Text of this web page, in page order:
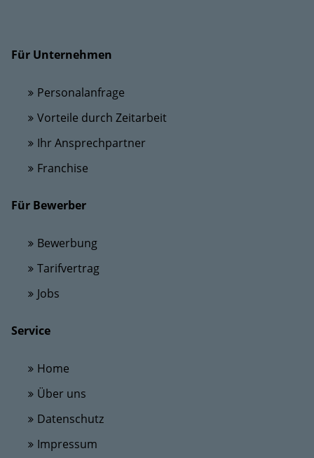
Für Unternehmen
Personalanfrage
Vorteile durch Zeitarbeit
Ihr Ansprechpartner
Franchise
Für Bewerber
Bewerbung
Tarifvertrag
Jobs
Service
Home
Über uns
Datenschutz
Impressum